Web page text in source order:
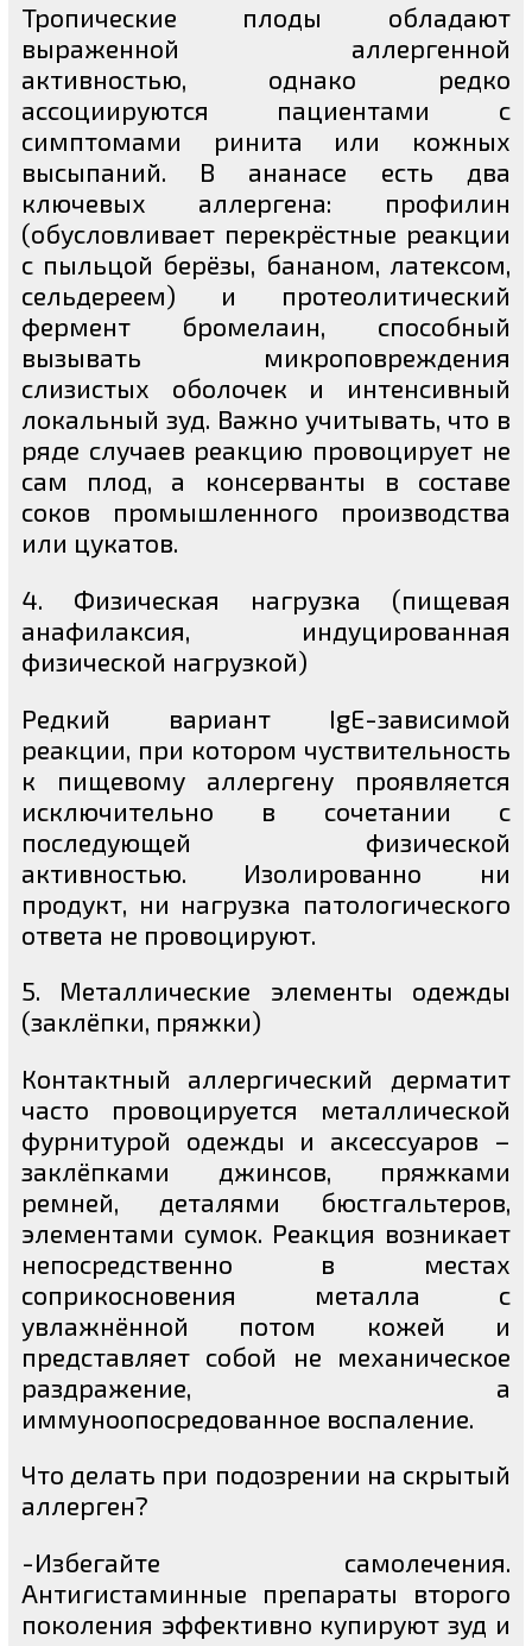
Тропические плоды обладают
выраженной аллергенной
активностью, однако редко
ассоциируются пациентами с
симптомами ринита или кожных
высыпаний. В ананасе есть два
ключевых аллергена: профилин
(обусловливает перекрёстные реакции
с пыльцой берёзы, бананом, латексом,
сельдереем) и протеолитический
фермент бромелаин, способный
вызывать микроповреждения
слизистых оболочек и интенсивный
локальный зуд. Важно учитывать, что в
ряде случаев реакцию провоцирует не
сам плод, а консерванты в составе
соков промышленного производства
или цукатов.
4. Физическая нагрузка (пищевая
анафилаксия, индуцированная
физической нагрузкой)
Редкий вариант IgE-зависимой
реакции, при котором чуствительность
к пищевому аллергену проявляется
исключительно в сочетании с
последующей физической
активностью. Изолированно ни
продукт, ни нагрузка патологического
ответа не провоцируют.
5. Металлические элементы одежды
(заклёпки, пряжки)
Контактный аллергический дерматит
часто провоцируется металлической
фурнитурой одежды и аксессуаров –
заклёпками джинсов, пряжками
ремней, деталями бюстгальтеров,
элементами сумок. Реакция возникает
непосредственно в местах
соприкосновения металла с
увлажнённой потом кожей и
представляет собой не механическое
раздражение, а
иммуноопосредованное воспаление.
Что делать при подозрении на скрытый
аллерген?
-Избегайте самолечения.
Антигистаминные препараты второго
поколения эффективно купируют зуд и